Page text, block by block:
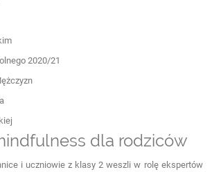
2020/21
dla rodziców
i uczniowie z klasy 2 weszli w rolę ekspertów